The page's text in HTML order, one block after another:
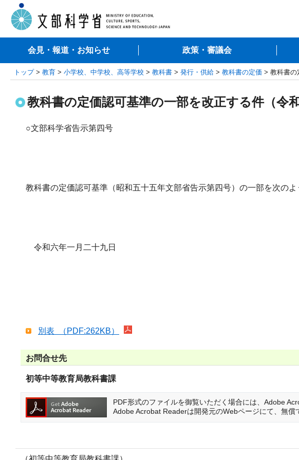
会見・報道・お知らせ 政策・審議会
トップ> 教育 > 小学校、中学校、高等学校 > 教科書 > 発行・供給 > 教科書の定価 > 教科書の
教科書の定価認可基準の一部を改正する件（令和
○文部科学省告示第四号
教科書の定価認可基準（昭和五十五年文部省告示第四号）の一部を次のよ
令和六年一月二十九日
別表 （PDF:262KB）
お問合せ先
初等中等教育局教科書課
PDF形式のファイルを御覧いただく場合には、Adobe
Adobe Acrobat Readerは開発元のWebページにて、無償